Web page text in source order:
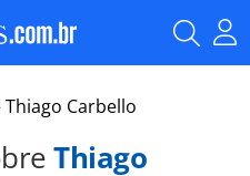
Carbello
Thiago